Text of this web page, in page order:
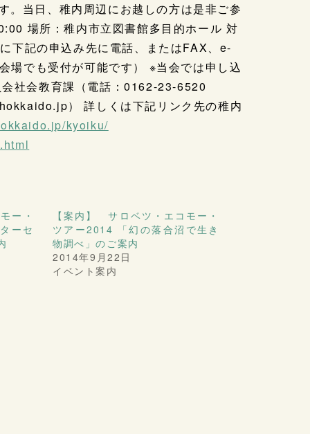
。当日、稚内周辺にお越しの方は是非ご参
場所：稚内市立図書館多目的ホール 対
記の申込み先に電話、またはFAX、 e-
場でも受付が可能です） ※当会では申し込
社会教育課（電話：0162-23-6520
） 詳しくは下記リンク先の稚内
jp/kyoiku/
ー・
ーセ
【案内】 サロベツ・エコモー・
ツアー2014 「幻の落合沼で生き
物調べ」のご案内
2014年9月22日
イベント案内